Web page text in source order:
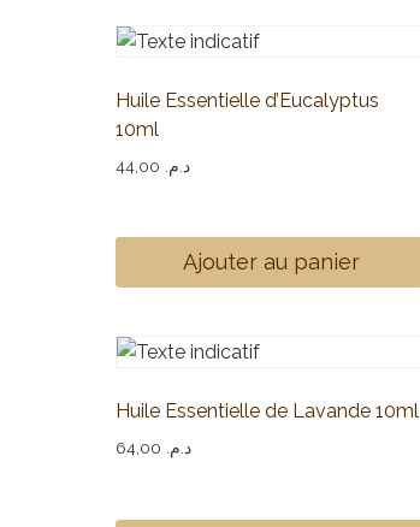
Huile Essentielle d’Eucalyptus
10ml
د.م.
Ajouter au panier
Huile Essentielle de Lavande 10ml
د.م.